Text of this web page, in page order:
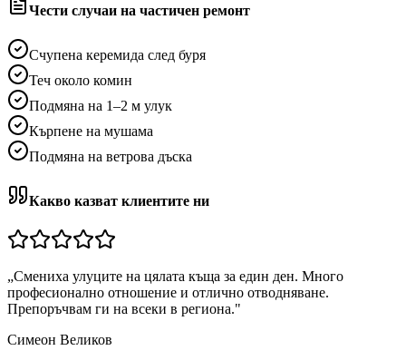
Чести случаи на частичен ремонт
Счупена керемида след буря
Теч около комин
Подмяна на 1–2 м улук
Кърпене на мушама
Подмяна на ветрова дъска
Какво казват клиентите ни
„Смениха улуците на цялата къща за един ден. Много
професионално отношение и отлично отводняване.
Препоръчвам ги на всеки в региона."
Симеон Великов